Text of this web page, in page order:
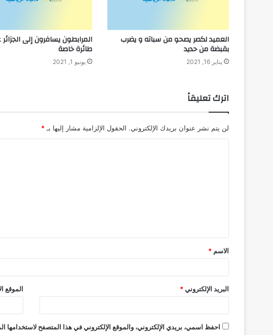
العميد لكصر يصحو من سباته و يضرب
بقبضة من حديد
يناير 16, 2021
المرابطون يسافرون إلى
طائرة خاصة
يونيو 1, 2021
اترك تعليقاً
لن يتم نشر عنوان بريدك الإلكتروني. الحقول الإلزامية مشار إليها بـ *
ق
*
الاسم *
البريد الإلكتروني * الموقع
احفظ اسمي، بريدي الإلكتروني، والموقع الإلكتروني في هذا المتصفح لاستخدامها